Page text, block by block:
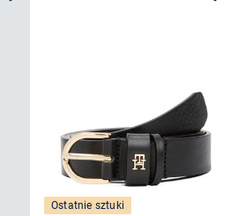
Ostatnie sztuki